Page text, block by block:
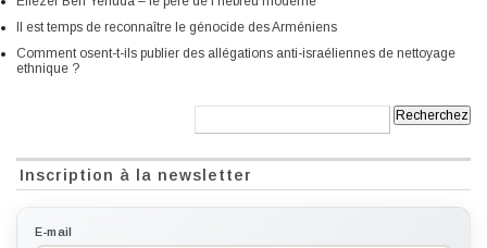
Il est temps de reconnaître le génocide des Arméniens
Comment osent-t-ils publier des allégations anti-israéliennes de nettoyage
ethnique ?
Inscription à la newsletter
E-mail